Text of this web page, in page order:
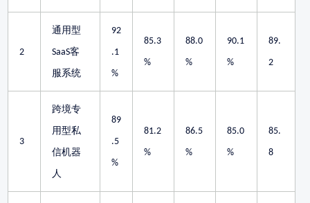
2
通用型
SaaS客
服系统
92
.1
%
85.3
%
88.0
%
90.1
%
89.
2
3
跨境专
用型私
信机器
人
89
.5
%
81.2
%
86.5
%
85.0
%
85.
8